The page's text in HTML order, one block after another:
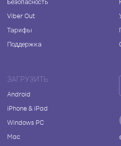
Viber Out
Тарифы
Поддержка
ЗАГРУЗИТЬ
Android
iPhone & iPad
Windows PC
Mac